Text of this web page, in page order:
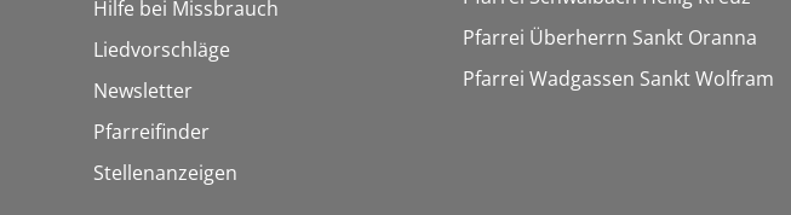
Hilfe bei Missbrauch
Liedvorschläge
Newsletter
Pfarreifinder
Stellenanzeigen
Pfarrei Überherrn Sankt Oranna
Pfarrei Wadgassen Sankt Wolfram